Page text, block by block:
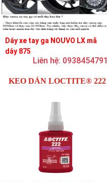
Dây xe tay ga NOUVO LX mã
dây 875
Liên hệ: 0938454791
KEO DÁN LOCTITE® 222